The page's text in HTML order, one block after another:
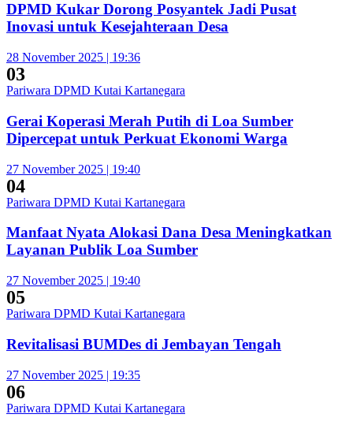
DPMD Kukar Dorong Posyantek Jadi Pusat
Inovasi untuk Kesejahteraan Desa
28 November 2025 | 19:36
03
Pariwara DPMD Kutai Kartanegara
Gerai Koperasi Merah Putih di Loa Sumber
Dipercepat untuk Perkuat Ekonomi Warga
27 November 2025 | 19:40
04
Pariwara DPMD Kutai Kartanegara
Manfaat Nyata Alokasi Dana Desa Meningkatkan
Layanan Publik Loa Sumber
27 November 2025 | 19:40
05
Pariwara DPMD Kutai Kartanegara
Revitalisasi BUMDes di Jembayan Tengah
27 November 2025 | 19:35
06
Pariwara DPMD Kutai Kartanegara